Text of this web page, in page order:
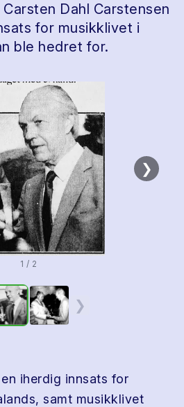
Dahl Carstensen
for musikklivet i
ble hedret for.
❯
1 / 2
❯
iherdig innsats for
samt musikklivet